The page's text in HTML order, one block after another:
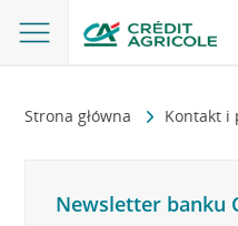
Strona główna Kontakt i
Newsletter banku